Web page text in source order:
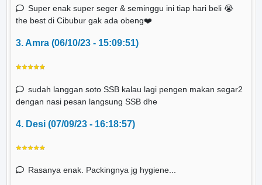
Super enak super seger & seminggu ini tiap hari beli 😭
the best di Cibubur gak ada obeng❤️
3. Amra (06/10/23 - 15:09:51)
sudah langgan soto SSB kalau lagi pengen makan segar2
dengan nasi pesan langsung SSB dhe
4. Desi (07/09/23 - 16:18:57)
Rasanya enak. Packingnya jg hygiene...